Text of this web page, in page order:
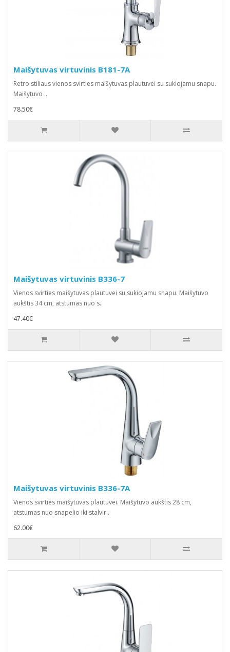
Maišytuvas virtuvinis B181-7A
Retro stiliaus vienos svirties maišytuvas plautuvei su sukiojamu snapu.
Maišytuvo ..
78.50€
Maišytuvas virtuvinis B336-7
Vienos svirties maišytuvas plautuvei su sukiojamu snapu. Maišytuvo
aukštis 34 cm, atstumas nuo s..
47.40€
Maišytuvas virtuvinis B336-7A
Vienos svirties maišytuvas plautuvei. Maišytuvo aukštis 28 cm,
atstumas nuo snapelio iki stalvir..
62.00€